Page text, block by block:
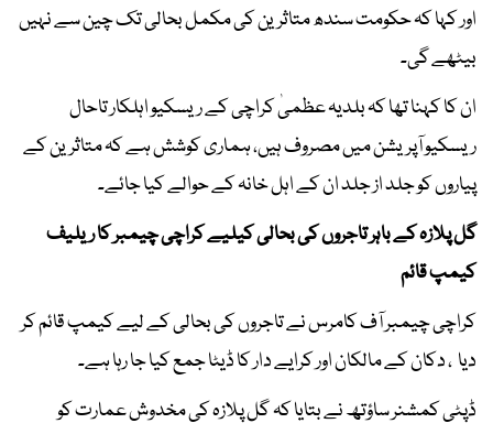
اور کہا کہ حکومت سندھ متاثرین کی مکمل بحالی تک چین سے نہیں
بیٹھے گی۔
ان کا کہنا تھا کہ بلدیہ عظمیٰ کراچی کے ریسکیو اہلکار تاحال
ریسکیو آپریشن میں مصروف ہیں، ہماری کوشش ہے کہ متاثرین کے
پیاروں کو جلد از جلد ان کے اہل خانہ کے حوالے کیا جائے۔
گل پلازہ کے باہر تاجروں کی بحالی کیلیے کراچی چیمبر کا ریلیف
کیمپ قائم
کراچی چیمبر آف کامرس نے تاجروں کی بحالی کے لیے کیمپ قائم کر
دیا ، دکان کے مالکان اور کرایے دار کا ڈیٹا جمع کیا جا رہا ہے۔
ڈپٹی کمشنر ساؤتھ نے بتایا کہ گل پلازہ کی مخدوش عمارت کو